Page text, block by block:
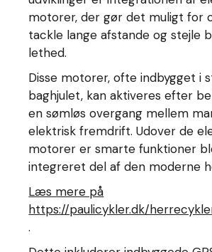
motorer, der gør det muligt for
tackle lange afstande og stejle
lethed.
Disse motorer, ofte indbygget i
baghjulet, kan aktiveres efter
en sømløs overgang mellem
elektrisk fremdrift. Udover de
motorer er smarte funktioner
integreret del af den moderne
Læs mere på
https://paulicykler.dk/
.